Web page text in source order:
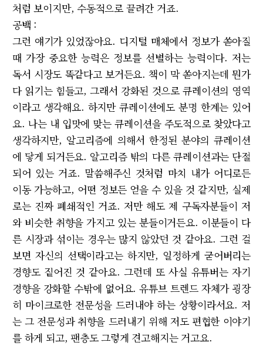
처럼 보이지만, 수동적으로 끌려간 거죠.
공백 :
그런 얘기가 있었잖아요. 디지털 매체에서 정보가 쏟아질
때 가장 중요한 능력은 정보를 선별하는 능력이다. 저는
독서 시장도 똑같다고 보거든요. 책이 막 쏟아지는데 뭔가
다 읽기는 힘들고, 그래서 강화된 것으로 큐레이션의 영역
이라고 생각해요. 하지만 큐레이션에도 분명 한계는 있어
요. 나는 내 입맛에 맞는 큐레이션을 주도적으로 찾았다고
생각하지만, 알고리즘에 의해서 한정된 분야의 큐레이션
에 닿게 되거든요. 알고리즘 밖의 다른 큐레이션과는 단절
되어 있는 거죠. 말씀해주신 것처럼 마치 내가 어디로든
이동 가능하고, 어떤 정보든 얻을 수 있을 것 같지만, 실제
로는 진짜 폐쇄적인 거죠. 저만 해도 제 구독자분들이 저
와 비슷한 취향을 가지고 있는 분들이거든요. 이분들이 다
른 시장과 섞이는 경우는 많지 않았던 것 같아요. 그런 걸
보면 자신의 선택이라고는 하지만, 일정하게 굳어버리는
경향도 짙어진 것 같아요. 그런데 또 사실 유튜버는 자기
경향을 강화할 수밖에 없어요. 유튜브 트렌드 자체가 굉장
히 마이크로한 전문성을 드러내야 하는 상황이라서요. 저
는 그 전문성과 취향을 드러내기 위해 저도 편협한 이야기
를 하게 되고, 팬층도 그렇게 견고해지는 거고요.